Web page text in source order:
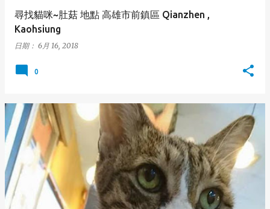
尋找貓咪~肚菇 地點 高雄市前鎮區 Qianzhen ,
Kaohsiung
日期： 6月 16, 2018
0